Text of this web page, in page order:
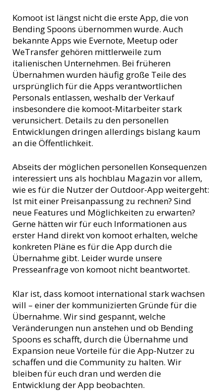
Komoot ist längst nicht die erste App, die von
Bending Spoons übernommen wurde. Auch
bekannte Apps wie Evernote, Meetup oder
WeTransfer gehören mittlerweile zum
italienischen Unternehmen. Bei früheren
Übernahmen wurden häufig große Teile des
ursprünglich für die Apps verantwortlichen
Personals entlassen, weshalb der Verkauf
insbesondere die komoot-Mitarbeiter stark
verunsichert. Details zu den personellen
Entwicklungen dringen allerdings bislang kaum
an die Öffentlichkeit.
Abseits der möglichen personellen Konsequenzen
interessiert uns als hochblau Magazin vor allem,
wie es für die Nutzer der Outdoor-App weitergeht:
Ist mit einer Preisanpassung zu rechnen? Sind
neue Features und Möglichkeiten zu erwarten?
Gerne hätten wir für euch Informationen aus
erster Hand direkt von komoot erhalten, welche
konkreten Pläne es für die App durch die
Übernahme gibt. Leider wurde unsere
Presseanfrage von komoot nicht beantwortet.
Klar ist, dass komoot international stark wachsen
will – einer der kommunizierten Gründe für die
Übernahme. Wir sind gespannt, welche
Veränderungen nun anstehen und ob Bending
Spoons es schafft, durch die Übernahme und
Expansion neue Vorteile für die App-Nutzer zu
schaffen und die Community zu halten. Wir
bleiben für euch dran und werden die
Entwicklung der App beobachten.